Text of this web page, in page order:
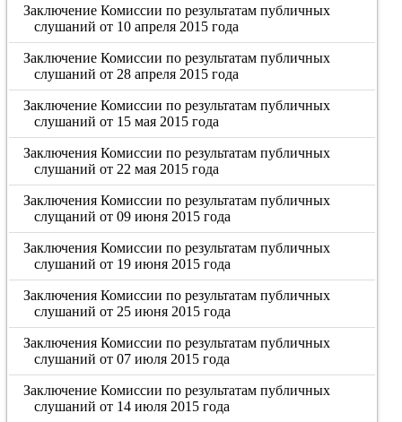
Заключение Комиссии по результатам публичных
слушаний от 10 апреля 2015 года
Заключение Комиссии по результатам публичных
слушаний от 28 апреля 2015 года
Заключение Комиссии по результатам публичных
слушаний от 15 мая 2015 года
Заключения Комиссии по результатам публичных
слушаний от 22 мая 2015 года
Заключения Комиссии по результатам публичных
слущаний от 09 июня 2015 года
Заключения Комиссии по результатам публичных
слушаний от 19 июня 2015 года
Заключения Комиссии по результатам публичных
слушаний от 25 июня 2015 года
Заключения Комиссии по результатам публичных
слушаний от 07 июля 2015 года
Заключение Комиссии по результатам публичных
слушаний от 14 июля 2015 года